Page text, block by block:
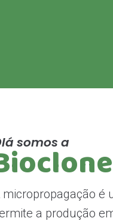
somos a
micropropagação é
a produção